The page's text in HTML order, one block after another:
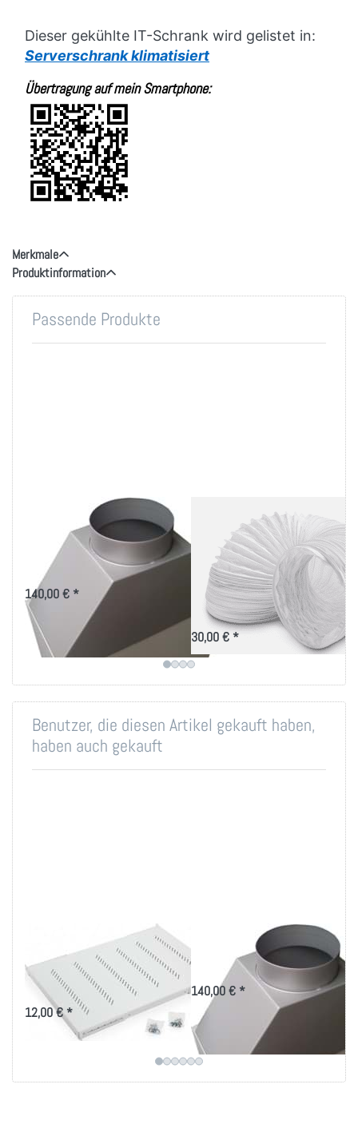
Dieser gekühlte IT-Schrank wird gelistet in:
Serverschrank klimatisiert
Übertragung auf mein Smartphone:
Merkmale
Produktinformation
Passende Produkte
Ablufttrichter für
Seitenkühlgerät
Trichter zur Führung der Abluft
gegen Stauwärme im
Aufstellungsort
140,00 € *
Abluftschlauch
150mm
Durchmesser, 3
Meter lang
PVC-Schlauch für Abluftstutzen zur
Warmluftevakuierung
30,00 € *
Benutzer, die diesen Artikel gekauft haben,
haben auch gekauft
19 Zoll Fachboden
bis 80kg Belastung
in versch. Tiefen
12,00 € *
Ablufttrichter für
Seitenkühlgerät
140,00 € *